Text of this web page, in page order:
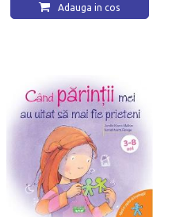
Adauga in cos